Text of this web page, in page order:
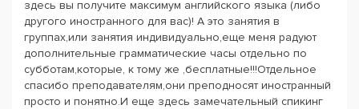
здесь вы получите максимум английского языка (либо
другого иностранного для вас)! А это занятия в
группах,или занятия индивидуально,еще меня радуют
дополнительные грамматические часы отдельно по
субботам,которые, к тому же ,бесплатные!!!Отдельное
спасибо преподавателям,они преподносят иностранный
просто и понятно.И еще здесь замечательный спикинг